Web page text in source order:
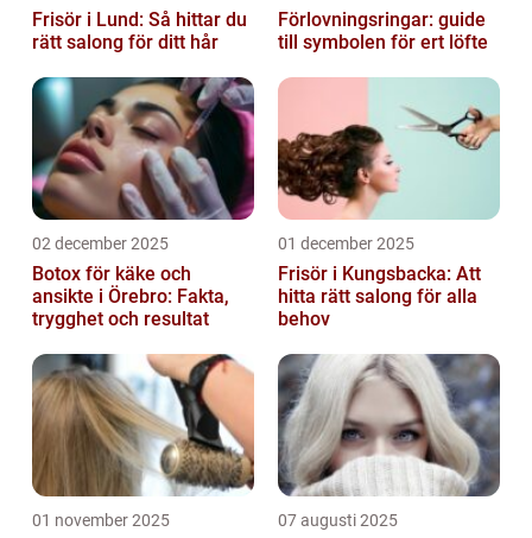
Frisör i Lund: Så hittar du
rätt salong för ditt hår
Förlovningsringar: guide
till symbolen för ert löfte
02 december 2025
Botox för käke och
ansikte i Örebro: Fakta,
trygghet och resultat
01 december 2025
Frisör i Kungsbacka: Att
hitta rätt salong för alla
behov
01 november 2025 07 augusti 2025